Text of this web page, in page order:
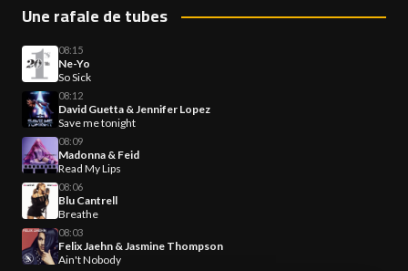
Une rafale de tubes
08:15
Ne-Yo
So Sick
08:12
David Guetta & Jennifer Lopez
Save me tonight
08:09
Madonna & Feid
Read My Lips
08:06
Blu Cantrell
Breathe
08:03
Felix Jaehn & Jasmine Thompson
Ain't Nobody